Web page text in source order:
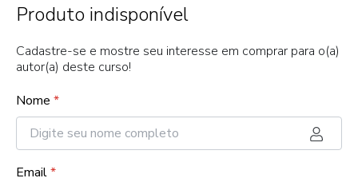
Produto indisponível
Cadastre-se e mostre seu interesse em comprar para o(a)
autor(a) deste curso!
Nome *
Email*